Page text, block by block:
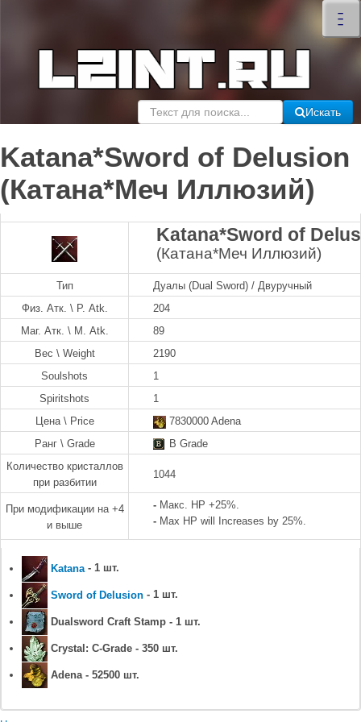
–
–
–
×
Искать
Katana*Sword of Delusion
(Катана*Меч Иллюзий)
Katana*Sword of
(Катана*Меч Иллюзий)
Тип
Дуалы (Dual Sword) / Двуручный
Физ. Атк. \ P. Atk.
204
Маг. Атк. \ M. Atk.
89
Вес \ Weight
2190
Soulshots
1
Spiritshots
1
Цена \ Price
7830000 Adena
Ранг \ Grade
B Grade
Количество кристаллов
при разбитии
1044
При модификации на +4
и выше
- Макс. HP +25%.
- Max HP will Increases by 25%.
Katana - 1 шт.
Sword of Delusion - 1 шт.
Dualsword Craft Stamp - 1 шт.
Crystal: C-Grade - 350 шт.
Adena - 52500 шт.